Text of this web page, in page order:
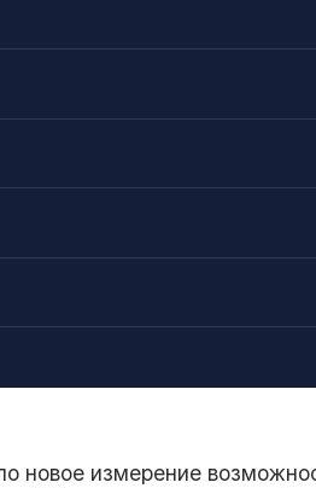
новое измерение